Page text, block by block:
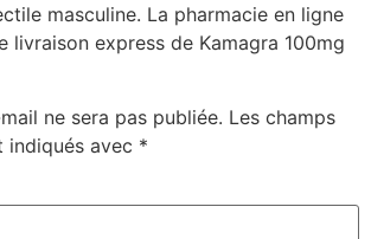
masculine. La pharmacie en ligne
livraison express de Kamagra 100mg
ne sera pas publiée. Les champs
avec *